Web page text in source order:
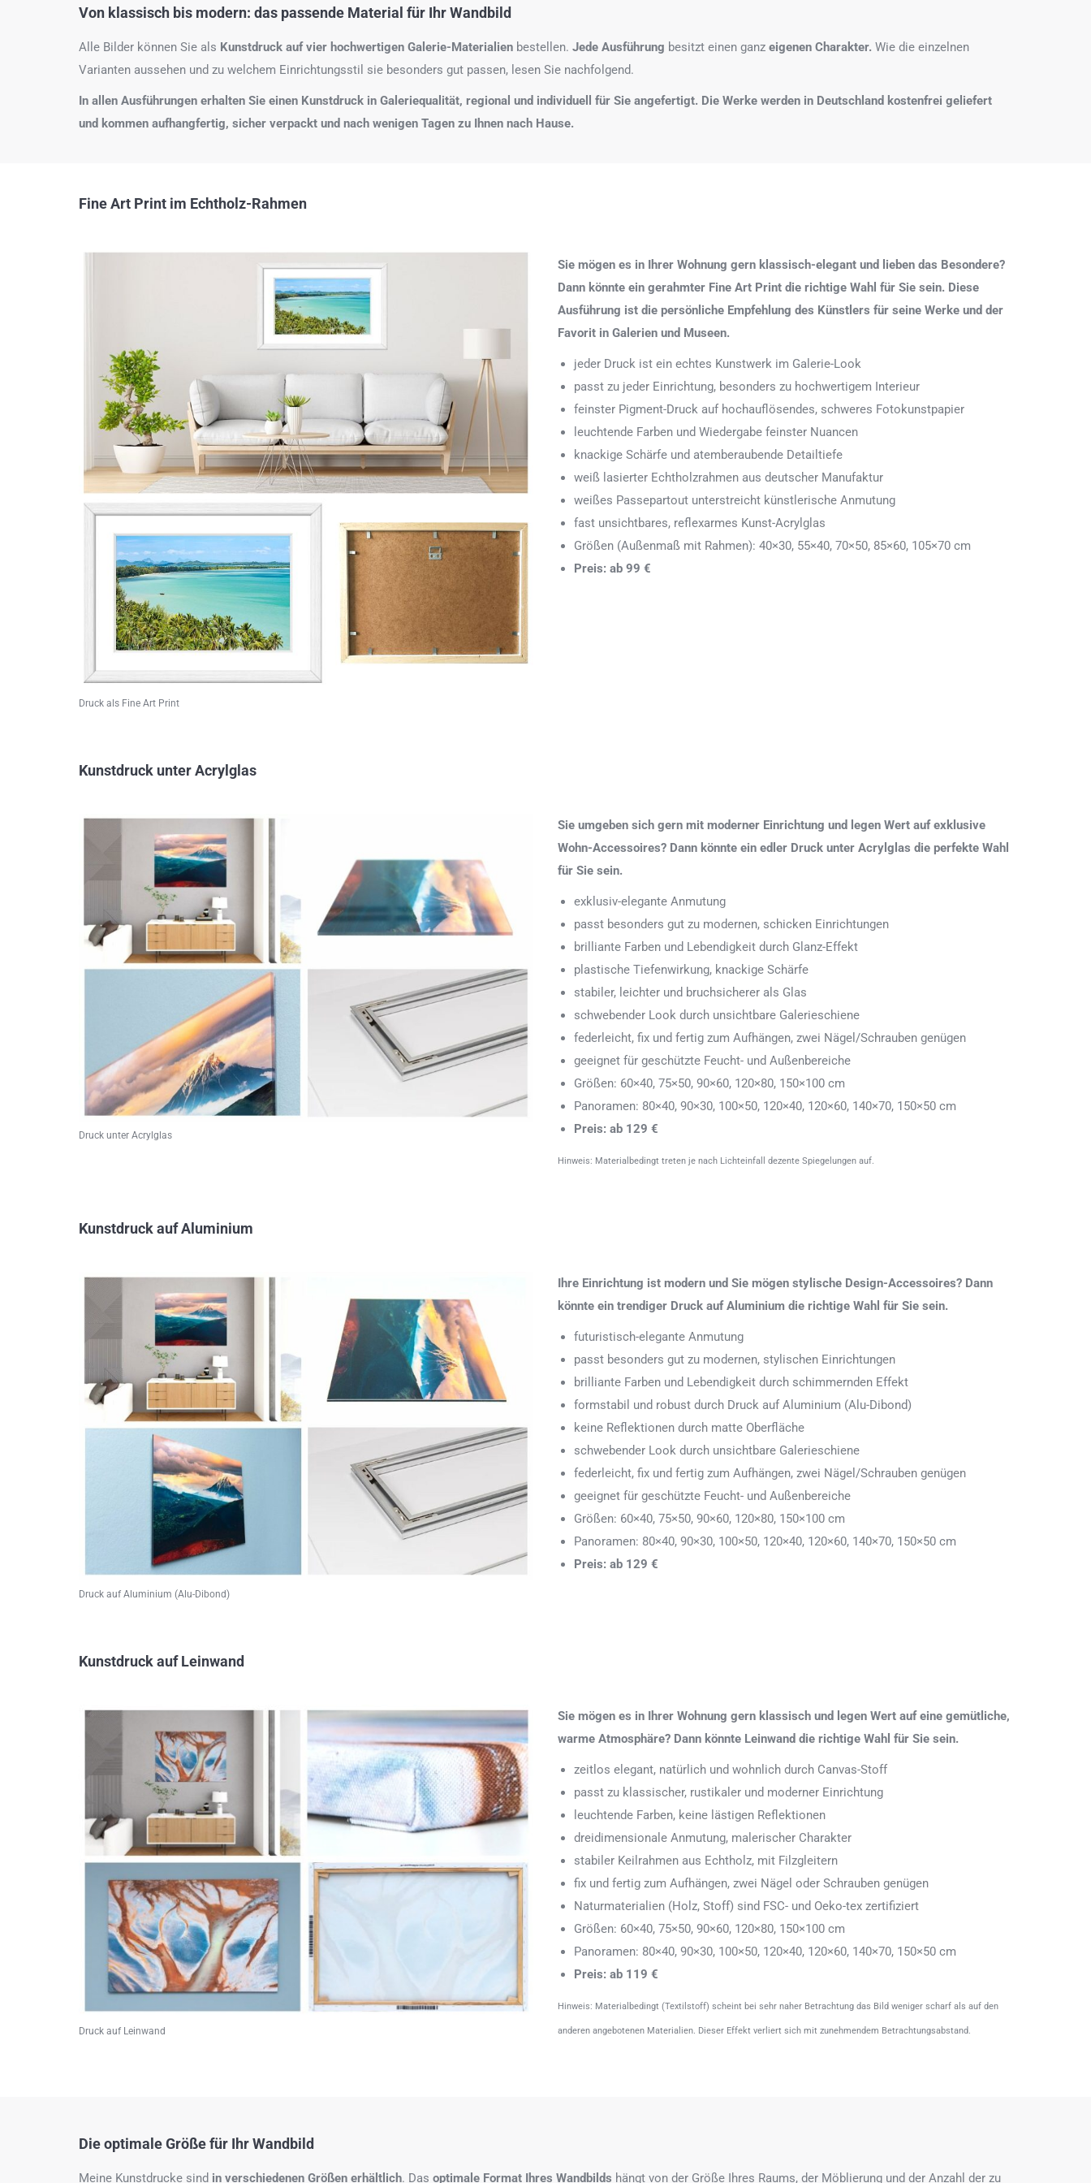
Von klassisch bis modern: das passende Material für Ihr Wandbild
Alle Bilder können Sie als Kunstdruck auf vier hochwertigen Galerie-Materialien bestellen. Jede Ausführung besitzt einen ganz eigenen Charakter. Wie die einzelnen
Varianten aussehen und zu welchem Einrichtungsstil sie besonders gut passen, lesen Sie nachfolgend.
In allen Ausführungen erhalten Sie einen Kunstdruck in Galeriequalität, regional und individuell für Sie angefertigt. Die Werke werden in Deutschland kostenfrei geliefert
und kommen aufhangfertig, sicher verpackt und nach wenigen Tagen zu Ihnen nach Hause.
Fine Art Print im Echtholz-Rahmen
Druck als Fine Art Print
Sie mögen es in Ihrer Wohnung gern klassisch-elegant und lieben das Besondere?
Dann könnte ein gerahmter Fine Art Print die richtige Wahl für Sie sein. Diese
Ausführung ist die persönliche Empfehlung des Künstlers für seine Werke und der
Favorit in Galerien und Museen.
jeder Druck ist ein echtes Kunstwerk im Galerie-Look
passt zu jeder Einrichtung, besonders zu hochwertigem Interieur
feinster Pigment-Druck auf hochauflösendes, schweres Fotokunstpapier
leuchtende Farben und Wiedergabe feinster Nuancen
knackige Schärfe und atemberaubende Detailtiefe
weiß lasierter Echtholzrahmen aus deutscher Manufaktur
weißes Passepartout unterstreicht künstlerische Anmutung
fast unsichtbares, reflexarmes Kunst-Acrylglas
Größen (Außenmaß mit Rahmen): 40×30, 55×40, 70×50, 85×60, 105×70 cm
Preis: ab 99 €
Kunstdruck unter Acrylglas
Druck unter Acrylglas
Sie umgeben sich gern mit moderner Einrichtung und legen Wert auf exklusive
Wohn-Accessoires? Dann könnte ein edler Druck unter Acrylglas die perfekte Wahl
für Sie sein.
exklusiv-elegante Anmutung
passt besonders gut zu modernen, schicken Einrichtungen
brilliante Farben und Lebendigkeit durch Glanz-Effekt
plastische Tiefenwirkung, knackige Schärfe
stabiler, leichter und bruchsicherer als Glas
schwebender Look durch unsichtbare Galerieschiene
federleicht, fix und fertig zum Aufhängen, zwei Nägel/Schrauben genügen
geeignet für geschützte Feucht- und Außenbereiche
Größen: 60×40, 75×50, 90×60, 120×80, 150×100 cm
Panoramen: 80×40, 90×30, 100×50, 120×40, 120×60, 140×70, 150×50 cm
Preis: ab 129 €
Hinweis: Materialbedingt treten je nach Lichteinfall dezente Spiegelungen auf.
Kunstdruck auf Aluminium
Druck auf Aluminium (Alu-Dibond)
Ihre Einrichtung ist modern und Sie mögen stylische Design-Accessoires? Dann
könnte ein trendiger Druck auf Aluminium die richtige Wahl für Sie sein.
futuristisch-elegante Anmutung
passt besonders gut zu modernen, stylischen Einrichtungen
brilliante Farben und Lebendigkeit durch schimmernden Effekt
formstabil und robust durch Druck auf Aluminium (Alu-Dibond)
keine Reflektionen durch matte Oberfläche
schwebender Look durch unsichtbare Galerieschiene
federleicht, fix und fertig zum Aufhängen, zwei Nägel/Schrauben genügen
geeignet für geschützte Feucht- und Außenbereiche
Größen: 60×40, 75×50, 90×60, 120×80, 150×100 cm
Panoramen: 80×40, 90×30, 100×50, 120×40, 120×60, 140×70, 150×50 cm
Preis: ab 129 €
Kunstdruck auf Leinwand
Druck auf Leinwand
Sie mögen es in Ihrer Wohnung gern klassisch und legen Wert auf eine gemütliche,
warme Atmosphäre? Dann könnte Leinwand die richtige Wahl für Sie sein.
zeitlos elegant, natürlich und wohnlich durch Canvas-Stoff
passt zu klassischer, rustikaler und moderner Einrichtung
leuchtende Farben, keine lästigen Reflektionen
dreidimensionale Anmutung, malerischer Charakter
stabiler Keilrahmen aus Echtholz, mit Filzgleitern
fix und fertig zum Aufhängen, zwei Nägel oder Schrauben genügen
Naturmaterialien (Holz, Stoff) sind FSC- und Oeko-tex zertifiziert
Größen: 60×40, 75×50, 90×60, 120×80, 150×100 cm
Panoramen: 80×40, 90×30, 100×50, 120×40, 120×60, 140×70, 150×50 cm
Preis: ab 119 €
Hinweis: Materialbedingt (Textilstoff) scheint bei sehr naher Betrachtung das Bild weniger scharf als auf den
anderen angebotenen Materialien. Dieser Effekt verliert sich mit zunehmendem Betrachtungsabstand.
Die optimale Größe für Ihr Wandbild
Meine Kunstdrucke sind in verschiedenen Größen erhältlich. Das optimale Format Ihres Wandbilds hängt von der Größe Ihres Raums, der Möblierung und der Anzahl der zu